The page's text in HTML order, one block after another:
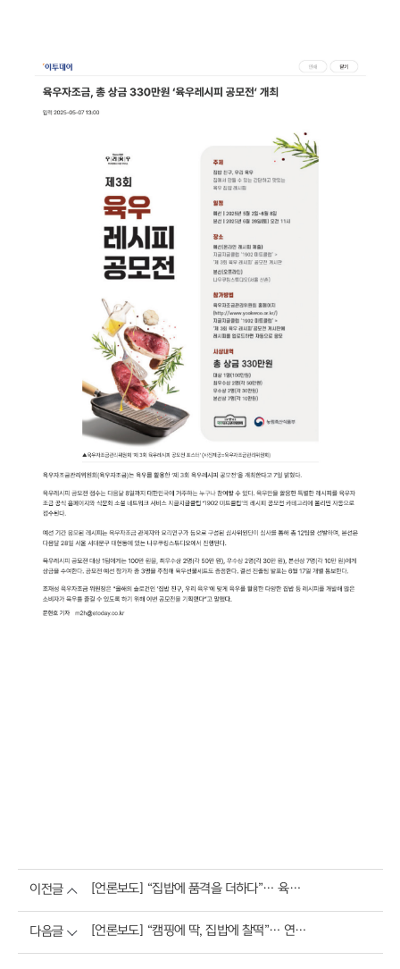
이전글 [언론보도] “집밥에 품격을 더하다”… 육우자조금관리위원회, 미쉐린 셰프와 함께한 ‘집밥 친구, 우리 육우’ 쿠킹클래스 개최
다음글 [언론보도] “캠핑에 딱, 집밥에 찰떡”… 연천 오토캠핑장에서 만나는 국내산 소고기 육우의 매력